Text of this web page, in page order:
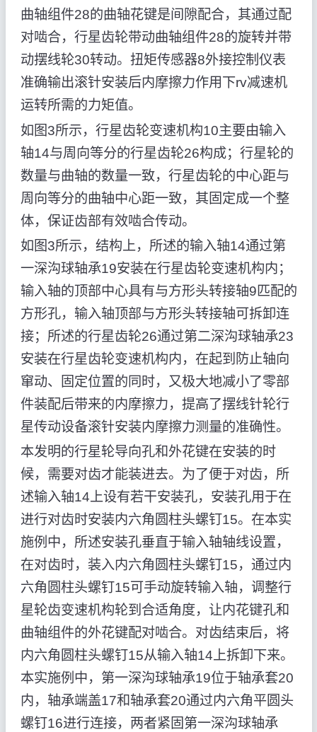
曲轴组件28的曲轴花键是间隙配合，其通过配
对啮合，行星齿轮带动曲轴组件28的旋转并带
动摆线轮30转动。扭矩传感器8外接控制仪表
准确输出滚针安装后内摩擦力作用下rv减速机
运转所需的力矩值。
如图3所示，行星齿轮变速机构10主要由输入
轴14与周向等分的行星齿轮26构成；行星轮的
数量与曲轴的数量一致，行星齿轮的中心距与
周向等分的曲轴中心距一致，其固定成一个整
体，保证齿部有效啮合传动。
如图3所示，结构上，所述的输入轴14通过第
一深沟球轴承19安装在行星齿轮变速机构内；
输入轴的顶部中心具有与方形头转接轴9匹配的
方形孔，输入轴顶部与方形头转接轴可拆卸连
接；所述的行星齿轮26通过第二深沟球轴承23
安装在行星齿轮变速机构内，在起到防止轴向
窜动、固定位置的同时，又极大地减小了零部
件装配后带来的内摩擦力，提高了摆线针轮行
星传动设备滚针安装内摩擦力测量的准确性。
本发明的行星轮导向孔和外花键在安装的时
候，需要对齿才能装进去。为了便于对齿，所
述输入轴14上设有若干安装孔，安装孔用于在
进行对齿时安装内六角圆柱头螺钉15。在本实
施例中，所述安装孔垂直于输入轴轴线设置，
在对齿时，装入内六角圆柱头螺钉15，通过内
六角圆柱头螺钉15可手动旋转输入轴，调整行
星轮齿变速机构轮到合适角度，让内花键孔和
曲轴组件的外花键配对啮合。对齿结束后，将
内六角圆柱头螺钉15从输入轴14上拆卸下来。
本实施例中，第一深沟球轴承19位于轴承套20
内，轴承端盖17和轴承套20通过内六角平圆头
螺钉16进行连接，两者紧固第一深沟球轴承